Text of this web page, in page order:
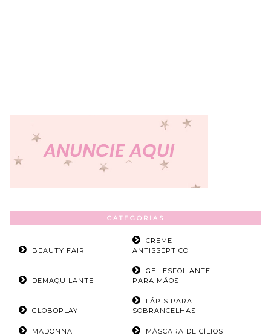
CATEGORIAS
BEAUTY FAIR
CREME
ANTISSÉPTICO
DEMAQUILANTE
GEL ESFOLIANTE
PARA MÃOS
GLOBOPLAY
LÁPIS PARA
SOBRANCELHAS
MADONNA MÁSCARA DE CÍLIOS